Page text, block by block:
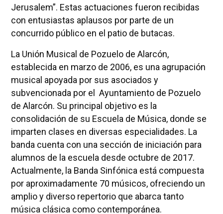
Jerusalem”. Estas actuaciones fueron recibidas
con entusiastas aplausos por parte de un
concurrido público en el patio de butacas.
La Unión Musical de Pozuelo de Alarcón,
establecida en marzo de 2006, es una agrupación
musical apoyada por sus asociados y
subvencionada por el Ayuntamiento de Pozuelo
de Alarcón. Su principal objetivo es la
consolidación de su Escuela de Música, donde se
imparten clases en diversas especialidades. La
banda cuenta con una sección de iniciación para
alumnos de la escuela desde octubre de 2017.
Actualmente, la Banda Sinfónica está compuesta
por aproximadamente 70 músicos, ofreciendo un
amplio y diverso repertorio que abarca tanto
música clásica como contemporánea.